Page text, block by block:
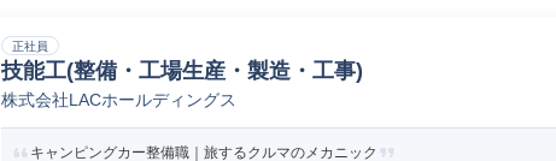
正社員
技能工(整備・工場生産・製造・工事)
株式会社LACホールディングス
キャンピングカー整備職｜旅するクルマのメカニック